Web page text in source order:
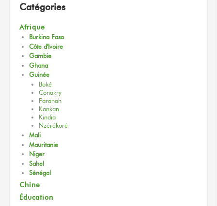
Catégories
Afrique
Burkina Faso
Côte d'Ivoire
Gambie
Ghana
Guinée
Boké
Conakry
Faranah
Kankan
Kindia
Nzérékoré
Mali
Mauritanie
Niger
Sahel
Sénégal
Chine
Éducation